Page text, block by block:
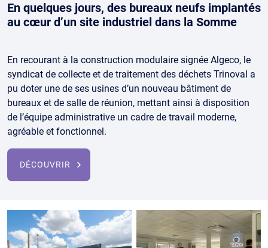
En quelques jours, des bureaux neufs implantés
au cœur d’un site industriel dans la Somme
En recourant à la construction modulaire signée Algeco, le
syndicat de collecte et de traitement des déchets Trinoval a
pu doter une de ses usines d’un nouveau bâtiment de
bureaux et de salle de réunion, mettant ainsi à disposition
de l’équipe administrative un cadre de travail moderne,
agréable et fonctionnel.
DÉCOUVRIR